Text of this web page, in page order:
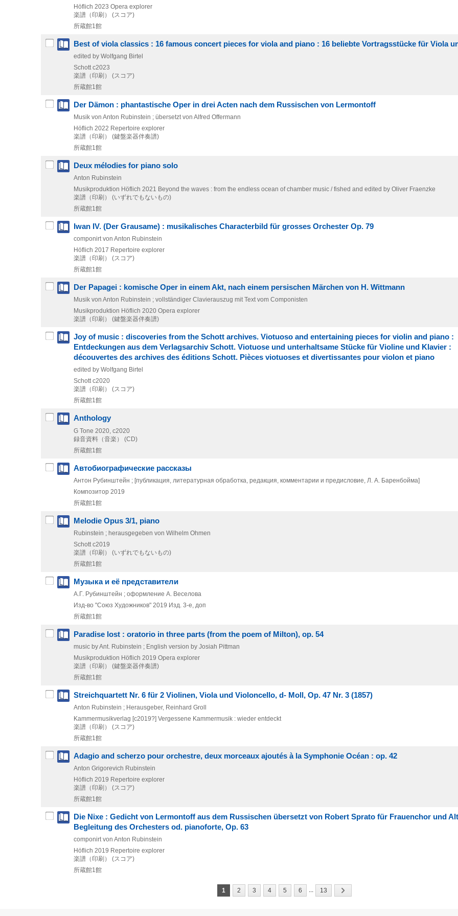
Höflich 2023 Opera explorer
楽譜（印刷） (スコア)
所蔵館1館
Best of viola classics : 16 famous concert pieces for viola and piano : 16 beliebte Vortragsstücke für Viola
edited by Wolfgang Birtel
Schott c2023
楽譜（印刷） (スコア)
所蔵館1館
Der Dämon : phantastische Oper in drei Acten nach dem Russischen von Lermontoff
Musik von Anton Rubinstein ; übersetzt von Alfred Offermann
Höflich 2022 Repertoire explorer
楽譜（印刷） (鍵盤楽器伴奏譜)
所蔵館1館
Deux mélodies for piano solo
Anton Rubinstein
Musikproduktion Höflich 2021 Beyond the waves : from the endless ocean of chamber music / fished and edited by Oliver Fraenzke
楽譜（印刷） (いずれでもないもの)
所蔵館1館
Iwan IV. (Der Grausame) : musikalisches Characterbild für grosses Orchester Op. 79
componirt von Anton Rubinstein
Höflich 2017 Repertoire explorer
楽譜（印刷） (スコア)
所蔵館1館
Der Papagei : komische Oper in einem Akt, nach einem persischen Märchen von H. Wittmann
Musik von Anton Rubinstein ; vollständiger Clavierauszug mit Text vom Componisten
Musikproduktion Höflich 2020 Opera explorer
楽譜（印刷） (鍵盤楽器伴奏譜)
Joy of music : discoveries from the Schott archives. Viotuoso and entertaining pieces for violin and piano :
Entdeckungen aus dem Verlagsarchiv Schott. Viotuose und unterhaltsame Stücke für Violine und Klavier :
découvertes des archives des éditions Schott. Pièces viotuoses et divertissantes pour violon et piano
edited by Wolfgang Birtel
Schott c2020
楽譜（印刷） (スコア)
所蔵館1館
Anthology
G Tone 2020, c2020
録音資料（音楽） (CD)
所蔵館1館
Автобиографические рассказы
Антон Рубинштейн ; [публикация, литературная обработка, редакция, комментарии и предисловие, Л. А. Баренбойма]
Композитор 2019
所蔵館1館
Melodie Opus 3/1, piano
Rubinstein ; herausgegeben von Wilhelm Ohmen
Schott c2019
楽譜（印刷） (いずれでもないもの)
所蔵館1館
Музыка и её представители
А.Г. Рубинштейн ; оформление А. Веселова
Изд-во "Союз Художников" 2019 Изд. 3-е, доп
所蔵館1館
Paradise lost : oratorio in three parts (from the poem of Milton), op. 54
music by Ant. Rubinstein ; English version by Josiah Pittman
Musikproduktion Höflich 2019 Opera explorer
楽譜（印刷） (鍵盤楽器伴奏譜)
所蔵館1館
Streichquartett Nr. 6 für 2 Violinen, Viola und Violoncello, d- Moll, Op. 47 Nr. 3 (1857)
Anton Rubinstein ; Herausgeber, Reinhard Groll
Kammermusikverlag [c2019?] Vergessene Kammermusik : wieder entdeckt
楽譜（印刷） (スコア)
所蔵館1館
Adagio and scherzo pour orchestre, deux morceaux ajoutés à la Symphonie Océan : op. 42
Anton Grigorevich Rubinstein
Höflich 2019 Repertoire explorer
楽譜（印刷） (スコア)
所蔵館1館
Die Nixe : Gedicht von Lermontoff aus dem Russischen übersetzt von Robert Sprato für Frauenchor und
Begleitung des Orchesters od. pianoforte, Op. 63
componirt von Anton Rubinstein
Höflich 2019 Repertoire explorer
楽譜（印刷） (スコア)
所蔵館1館
1 2 3 4 5 6 ... 13